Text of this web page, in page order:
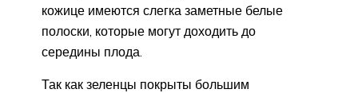
кожице имеются слегка заметные белые
полоски, которые могут доходить до
середины плода.
Так как зеленцы покрыты большим